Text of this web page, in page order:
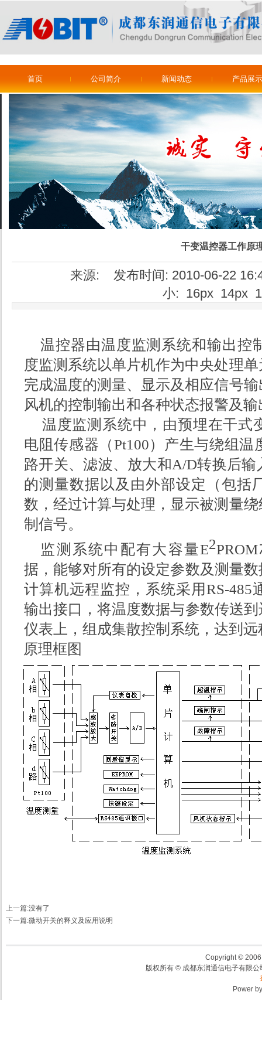
首页 公司简介 新闻动态 产品展示
干变温控器工作原
来源: 发布时间: 2010-06-22
小: 16px 14px
温控器由温度监测系统和输出控
度监测系统以单片机作为中央处理
完成温度的测量、显示及相应信号
风机的控制输出和各种状态报警及输
温度监测系统中，由预埋在干式
电阻传感器（Pt100）产生与绕组温
路开关、滤波、放大和A/D转换后输
的测量数据以及由外部设定（包括
数，经过计算与处理，显示被测量
制信号。
监测系统中配有大容量E2PROM
据，能够对所有的设定参数及测量
计算机远程监控，系统采用RS-485
输出接口，将温度数据与参数传送
仪表上，组成集散控制系统，达到
原理框图
上一篇:没有了
下一篇:微动开关的释义及应用说明
Copyright ©
版权所有 © 成都东润通信电子有限
Power